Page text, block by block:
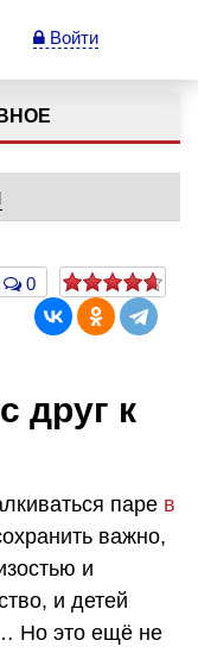
Войти
0
друг к
паре в
важно,
и
и детей
Но это ещё не